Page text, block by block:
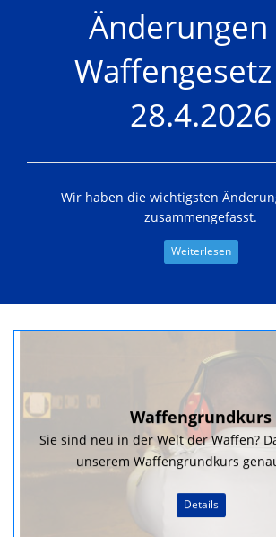
Änderungen
28.4.2026
Wir haben die wichtigsten
zusammengefasst.
Weiterlesen
Waffengrundkurs
Sie sind neu in der Welt der Waffen?
unserem Waffengrundkurs
Details